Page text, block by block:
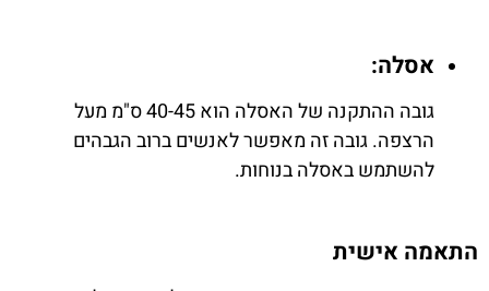
אסלה:
גובה ההתקנה של האסלה הוא 40-45 ס"מ מעל
הרצפה. גובה זה מאפשר לאנשים ברוב הגבהים
להשתמש באסלה בנוחות.
התאמה אישית